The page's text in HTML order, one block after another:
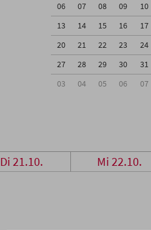
06
07 08 09 10
13
14 15 16 17
20
21 22 23 24
27
28 29 30 31
03
04 05 06 07
Di 21.10. Mi 22.10.